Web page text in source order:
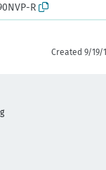
R
Created 9/19/